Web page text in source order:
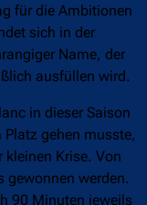
für die Ambitionen
sich in der
Name, der
ausfüllen wird.
in dieser Saison
gehen musste,
kleinen Krise. Von
gewonnen werden.
90 Minuten jeweils